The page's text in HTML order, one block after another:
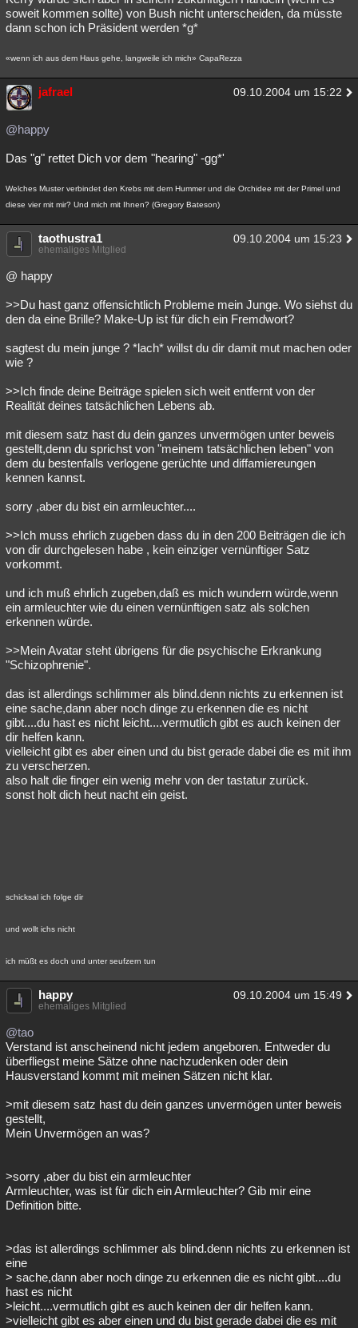
soweit kommen sollte) von Bush nicht unterscheiden, da müsste
dann schon ich Präsident werden *g*
«wenn ich aus dem Haus gehe, langweile ich mich» CapaRezza
jafrael 09.10.2004 um 15:22
@happy
Das "g" rettet Dich vor dem "hearing" -gg*'
Welches Muster verbindet den Krebs mit dem Hummer und die Orchidee mit der Primel und
diese vier mit mir? Und mich mit Ihnen? (Gregory Bateson)
taothustra1 09.10.2004 um 15:23
ehemaliges Mitglied
@ happy
>>Du hast ganz offensichtlich Probleme mein Junge. Wo siehst du
den da eine Brille? Make-Up ist für dich ein Fremdwort?
sagtest du mein junge ? *lach* willst du dir damit mut machen oder
wie ?
>>Ich finde deine Beiträge spielen sich weit entfernt von der
Realität deines tatsächlichen Lebens ab.
mit diesem satz hast du dein ganzes unvermögen unter beweis
gestellt,denn du sprichst von "meinem tatsächlichen leben" von
dem du bestenfalls verlogene gerüchte und diffamiereungen
kennen kannst.
sorry ,aber du bist ein armleuchter....
>>Ich muss ehrlich zugeben dass du in den 200 Beiträgen die ich
von dir durchgelesen habe , kein einziger vernünftiger Satz
vorkommt.
und ich muß ehrlich zugeben,daß es mich wundern würde,wenn
ein armleuchter wie du einen vernünftigen satz als solchen
erkennen würde.
>>Mein Avatar steht übrigens für die psychische Erkrankung
"Schizophrenie".
das ist allerdings schlimmer als blind.denn nichts zu erkennen ist
eine sache,dann aber noch dinge zu erkennen die es nicht
gibt....du hast es nicht leicht....vermutlich gibt es auch keinen der
dir helfen kann.
vielleicht gibt es aber einen und du bist gerade dabei die es mit ihm
zu verscherzen.
also halt die finger ein wenig mehr von der tastatur zurück.
sonst holt dich heut nacht ein geist.
schicksal ich folge dir
und wollt ichs nicht
ich müßt es doch und unter seufzern tun
happy 09.10.2004 um 15:49
ehemaliges Mitglied
@tao
Verstand ist anscheinend nicht jedem angeboren. Entweder du
überfliegst meine Sätze ohne nachzudenken oder dein
Hausverstand kommt mit meinen Sätzen nicht klar.
>mit diesem satz hast du dein ganzes unvermögen unter beweis
gestellt,
Mein Unvermögen an was?
>sorry ,aber du bist ein armleuchter
Armleuchter, was ist für dich ein Armleuchter? Gib mir eine
Definition bitte.
>das ist allerdings schlimmer als blind.denn nichts zu erkennen ist
eine
> sache,dann aber noch dinge zu erkennen die es nicht gibt....du
hast es nicht
>leicht....vermutlich gibt es auch keinen der dir helfen kann.
>vielleicht gibt es aber einen und du bist gerade dabei die es mit